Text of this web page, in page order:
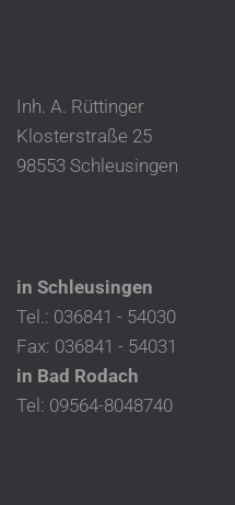
Inh. A. Rüttinger
Klosterstraße 25
98553 Schleusingen
in Schleusingen
Tel.: 036841 - 54030
Fax: 036841 - 54031
in Bad Rodach
Tel: 09564-8048740